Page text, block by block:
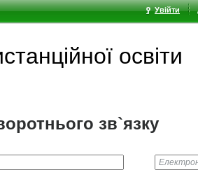
Увійти
освіти
зв`язку